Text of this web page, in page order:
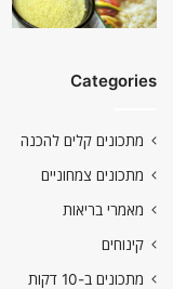
Categories
מתכונים קלים להכנה
מתכונים צמחוניים
מאמרי בריאות
קינוחים
מתכונים ב-10 דקות